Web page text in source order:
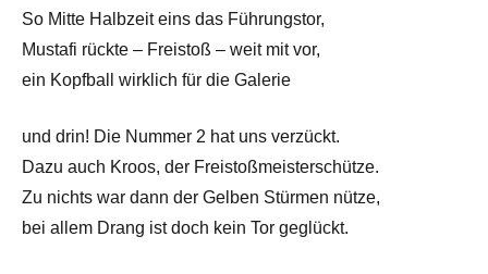
So Mitte Halbzeit eins das Führungstor,
Mustafi rückte – Freistoß – weit mit vor,
ein Kopfball wirklich für die Galerie
und drin! Die Nummer 2 hat uns verzückt.
Dazu auch Kroos, der Freistoßmeisterschütze.
Zu nichts war dann der Gelben Stürmen nütze,
bei allem Drang ist doch kein Tor geglückt.